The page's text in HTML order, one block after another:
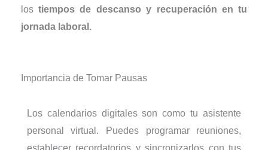
lostiempos de descanso y recuperación en tu
jornada laboral.
Importancia de Tomar Pausas
Los calendarios digitales son como tu asistente
personal virtual. Puedes programar reuniones,
establecer recordatorios y sincronizarlos con tus